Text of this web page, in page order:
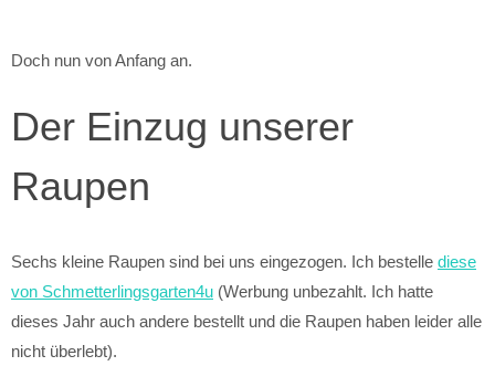
Doch nun von Anfang an.
Der Einzug unserer
Raupen
Sechs kleine Raupen sind bei uns eingezogen. Ich bestelle diese
von Schmetterlingsgarten4u (Werbung unbezahlt. Ich hatte
dieses Jahr auch andere bestellt und die Raupen haben leider alle
nicht überlebt).